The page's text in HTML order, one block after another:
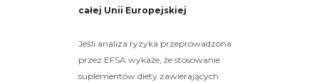
całej Unii Europejskiej
Jeśli analiza ryzyka przeprowadzona
przez EFSA wykaże, że stosowanie
suplementów diety zawierających